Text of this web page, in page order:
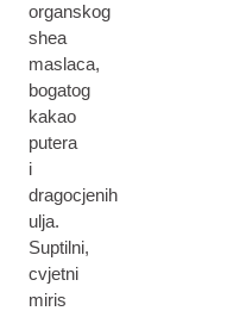
organskog
shea
maslaca,
bogatog
kakao
putera
i
dragocjenih
ulja.
Suptilni,
cvjetni
miris